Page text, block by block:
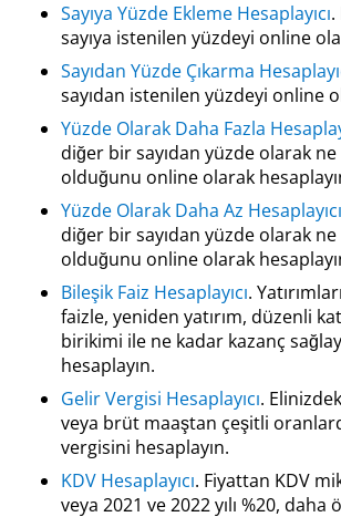
Sayıya Yüzde Ekleme Hesaplayıcı
sayıya istenilen yüzdeyi online
Sayıdan Yüzde Çıkarma
sayıdan istenilen yüzdeyi online
Yüzde Olarak Daha Fazla
diğer bir sayıdan yüzde olarak
olduğunu online olarak
Yüzde Olarak Daha Az Hesaplayıcı
diğer bir sayıdan yüzde olarak
olduğunu online olarak
Bileşik Faiz Hesaplayıcı.
faizle, yeniden yatırım, düzenli
birikimi ile ne kadar kazanç
hesaplayın.
Gelir Vergisi Hesaplayıcı.
veya brüt maaştan çeşitli
vergisini hesaplayın.
KDV Hesaplayıcı. Fiyattan KDV
veya 2021 ve 2022 yılı %20, daha